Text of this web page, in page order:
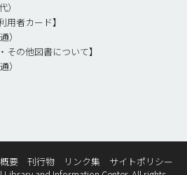
者カード】
の他図書について】
概要 刊行物 リンク集
サイトポリシー